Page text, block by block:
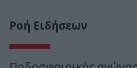
Ροή Ειδήσεων